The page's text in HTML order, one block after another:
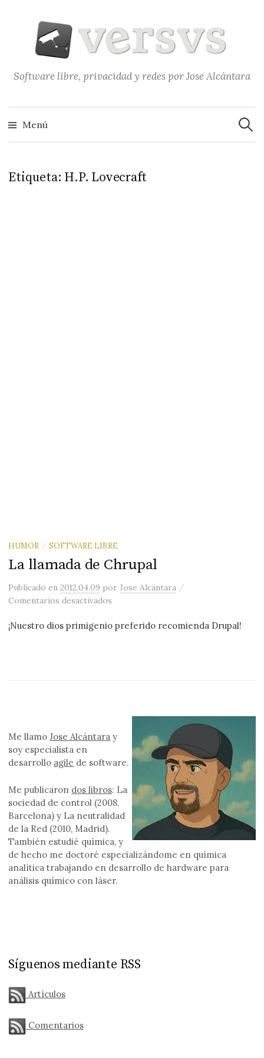
contenido
Software libre, privacidad y redes por Jose Alcántara
Menú
Etiqueta: H.P. Lovecraft
HUMOR / SOFTWARE LIBRE
La llamada de Chrupal
Publicadoen2012.04.09 porJose Alcántara /
Comentarios desactivados
¡Nuestro dios primigenio preferido recomienda Drupal!
Me llamoJose Alcántara y
soy especialista en
desarrollo agile de software.
Me publicaron dos libros: La
sociedad de control (2008,
Barcelona) y La neutralidad
de la Red (2010, Madrid).
También estudié química, y
de hecho me doctoré especializándome en química
analítica trabajando en desarrollo de hardware para
análisis químico con láser.
Síguenos mediante RSS
Artículos
Comentarios